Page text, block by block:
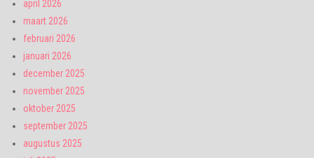
april 2026
maart 2026
februari 2026
januari 2026
december 2025
november 2025
oktober 2025
september 2025
augustus 2025